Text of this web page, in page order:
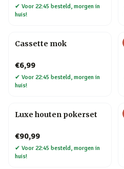
✔ Voor 22:45 besteld, morgen in
huis!
Cassette mok
€6,99
✔ Voor 22:45 besteld, morgen in
huis!
Luxe houten pokerset
€90,99
✔ Voor 22:45 besteld, morgen in
huis!